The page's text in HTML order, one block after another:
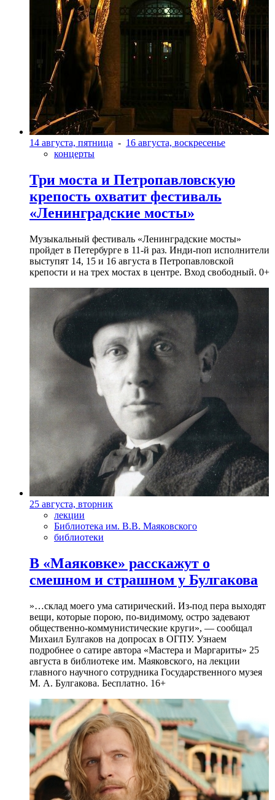
14 августа, пятница - 16 августа, воскресенье
концерты
Три моста и Петропавловскую
крепость охватит фестиваль
«Ленинградские мосты»
Музыкальный фестиваль «Ленинградские мосты»
пройдет в Петербурге в 11-й раз. Инди-поп исполнители
выступят 14, 15 и 16 августа в Петропавловской
крепости и на трех мостах в центре. Вход свободный. 0+
25 августа, вторник
лекции
Библиотека им. В.В. Маяковского
библиотеки
В «Маяковке» расскажут о
смешном и страшном у Булгакова
»…склад моего ума сатирический. Из-под пера выходят
вещи, которые порою, по-видимому, остро задевают
общественно-коммунистические круги», — сообщал
Михаил Булгаков на допросах в ОГПУ. Узнаем
подробнее о сатире автора «Мастера и Маргариты» 25
августа в библиотеке им. Маяковского, на лекции
главного научного сотрудника Государственного музея
М. А. Булгакова. Бесплатно. 16+